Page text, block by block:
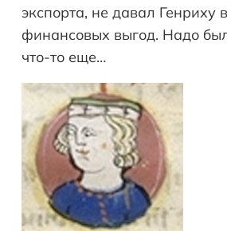
экспорта, не давал
финансовых выгод. Надо
что-то еще…